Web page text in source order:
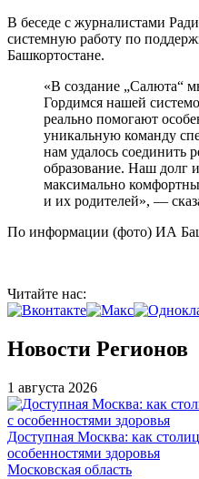
В беседе с журналистами
системную работу по
Башкортостане.
«В создание „Салюта“
Гордимся нашей
реально помогают
уникальную команду
нам удалось соединить
образование. Наш долг
максимально
и их родителей», —
По информации (фото) ИА
Читайте нас:
Новости Регионов
1 августа 2026
Доступная Москва: как
особенностями здоровья
Московская область